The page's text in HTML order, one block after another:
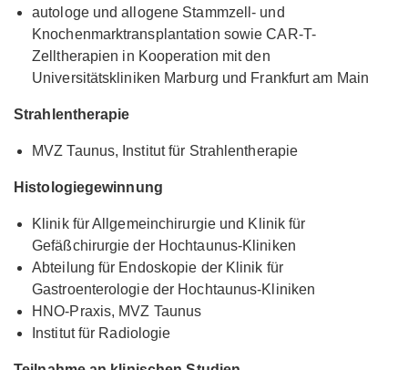
autologe und allogene Stammzell- und
Knochenmarktransplantation sowie CAR-T-
Zelltherapien in Kooperation mit den
Universitätskliniken Marburg und Frankfurt am Main
Strahlentherapie
MVZ Taunus, Institut für Strahlentherapie
Histologiegewinnung
Klinik für Allgemeinchirurgie und Klinik für
Gefäßchirurgie der Hochtaunus-Kliniken
Abteilung für Endoskopie der Klinik für
Gastroenterologie der Hochtaunus-Kliniken
HNO-Praxis, MVZ Taunus
Institut für Radiologie